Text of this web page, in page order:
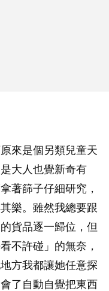
來是個另類兒童天
大人也覺新奇有
著篩子仔細研究，
樂。雖然我總要跟
貨品逐一歸位，但
不許碰」的無奈，
方我都讓她任意探
了自動自覺把東西